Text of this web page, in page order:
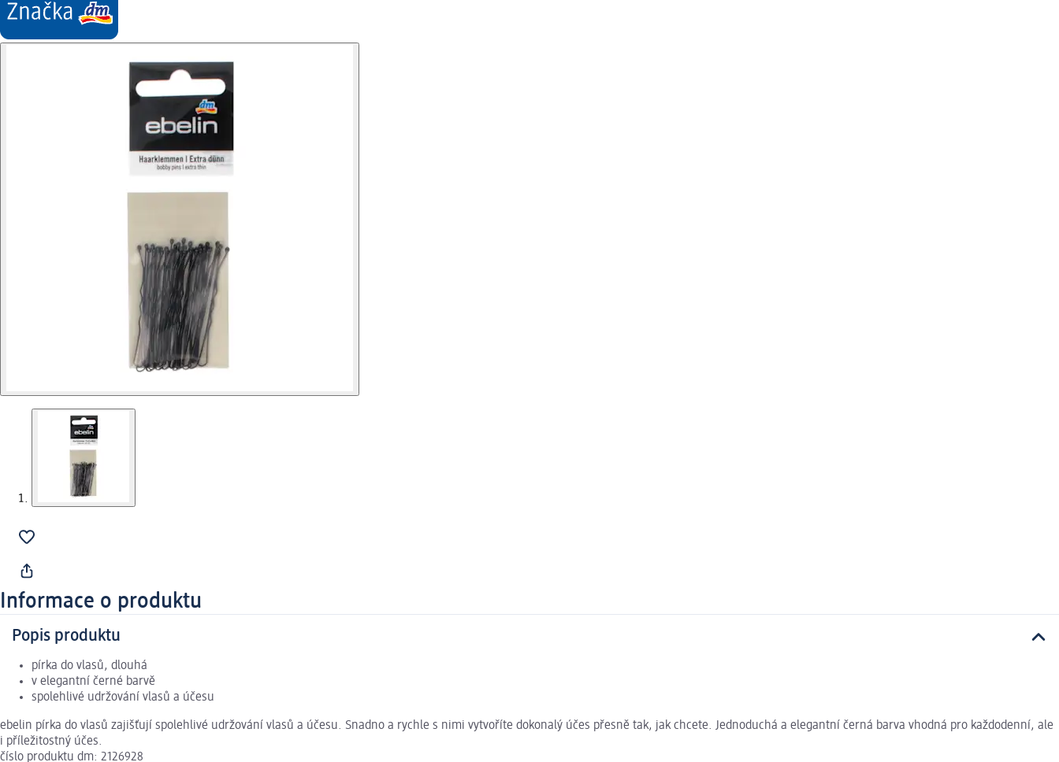
Informace o produktu
Popis produktu
pírka do vlasů, dlouhá
v elegantní černé barvě
spolehlivé udržování vlasů a účesu
ebelin pírka do vlasů zajišťují spolehlivé udržování vlasů a účesu. Snadno a rychle s nimi vytvoříte dokonalý účes přesně tak, jak chcete. Jednoduchá a elegantní černá barva vhodná pro každodenní, ale
i příležitostný účes.
číslo produktu dm: 2126928